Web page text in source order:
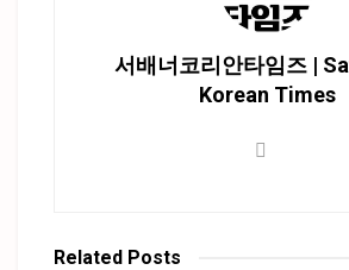
서배너코리안타임즈 |
Korean Times
Related Posts